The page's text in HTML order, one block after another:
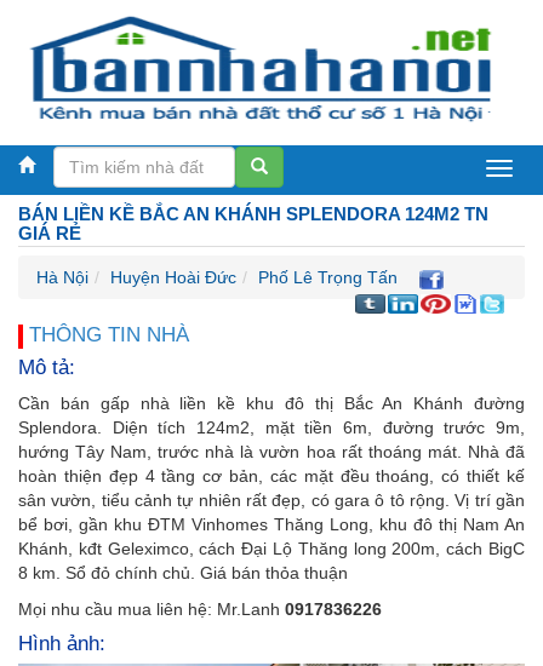
Bán
nhà
Nội
BÁN LIỀN KỀ BẮC AN KHÁNH SPLENDORA 124M2 TN
GIÁ RẺ
Hà Nội Huyện Hoài Đức Phố Lê Trọng Tấn
THÔNG TIN NHÀ
Mô tả:
Cần bán gấp nhà liền kề khu đô thị Bắc An Khánh đường
Splendora. Diện tích 124m2, mặt tiền 6m, đường trước 9m,
hướng Tây Nam, trước nhà là vườn hoa rất thoáng mát. Nhà đã
hoàn thiện đẹp 4 tầng cơ bản, các mặt đều thoáng, có thiết kế
sân vườn, tiểu cảnh tự nhiên rất đẹp, có gara ô tô rộng. Vị trí gần
bể bơi, gần khu ĐTM Vinhomes Thăng Long, khu đô thị Nam An
Khánh, kđt Geleximco, cách Đại Lộ Thăng long 200m, cách BigC
8 km. Sổ đỏ chính chủ. Giá bán thỏa thuận
Mọi nhu cầu mua liên hệ: Mr.Lanh 0917836226
Hình ảnh: